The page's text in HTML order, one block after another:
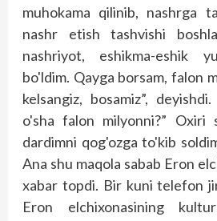
muhokama qilinib, nashrga
nashr etish tashvishi
nashriyot, eshikma-eshik
bo'ldim. Qayga borsam, falon
kelsangiz, bosamiz”,
o'sha falon milyonni?” Oxiri
dardimni qog'ozga to'kib
Ana shu maqola sabab Eron
xabar top­­di. Bir kuni telefon
Eron elchixonasining